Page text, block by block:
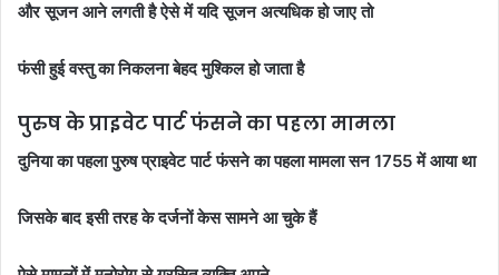
और सूजन आने लगती है ऐसे में यदि सूजन अत्यधिक हो जाए तो
फंसी हुई वस्तु का निकलना बेहद मुश्किल हो जाता है
पुरुष के प्राइवेट पार्ट फंसने का पहला मामला
दुनिया का पहला पुरुष प्राइवेट पार्ट फंसने का पहला मामला सन 1755 में आया था
जिसके बाद इसी तरह के दर्जनों केस सामने आ चुके हैं